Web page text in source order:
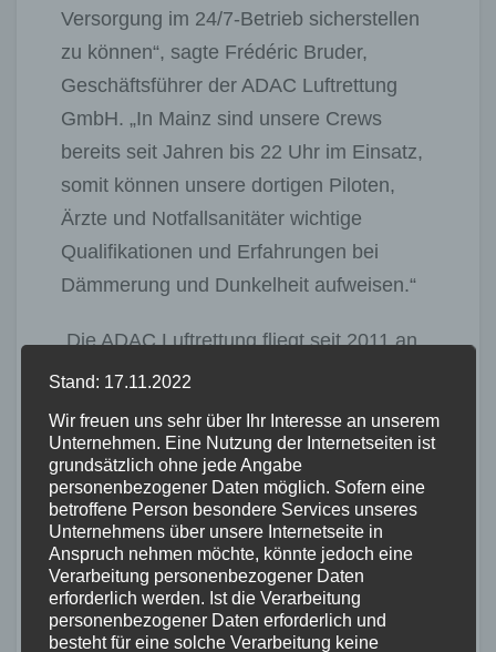
Versorgung im 24/7-Betrieb sicherstellen
zu können“, sagte Frédéric Bruder,
Geschäftsführer der ADAC Luftrettung
GmbH. „In Mainz sind unsere Crews
bereits seit Jahren bis 22 Uhr im Einsatz,
somit können unsere dortigen Piloten,
Ärzte und Notfallsanitäter wichtige
Qualifikationen und Erfahrungen bei
Dämmerung und Dunkelheit aufweisen.“
Die ADAC Luftrettung fliegt seit 2011 an
ausgewählten Standorten auch bei
Münster, „Christoph Brandenburg“ in
Senftenberg und „Christoph 26“ in
Sanderbusch (Niedersachsen) sowie
„Christoph 22“ in Ulm (Baden-
Württemberg) sind für Einsätze mit
Nachtsicht-Systemen ausgerüstet. Auch
bei „Christoph 77“ in Mainz sind
Stand: 17.11.2022
Wir freuen uns sehr über Ihr Interesse an unserem
Unternehmen. Eine Nutzung der Internetseiten ist
grundsätzlich ohne jede Angabe
personenbezogener Daten möglich. Sofern eine
betroffene Person besondere Services unseres
Unternehmens über unsere Internetseite in
Anspruch nehmen möchte, könnte jedoch eine
Verarbeitung personenbezogener Daten
erforderlich werden. Ist die Verarbeitung
personenbezogener Daten erforderlich und
besteht für eine solche Verarbeitung keine